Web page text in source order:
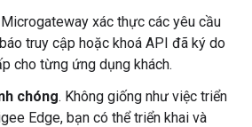
xác thực các yêu cầu
truy cập hoặc khoá API đã ký do
cho từng ứng dụng khách.
chóng. Không giống như việc triển
Edge, bạn có thể triển khai và